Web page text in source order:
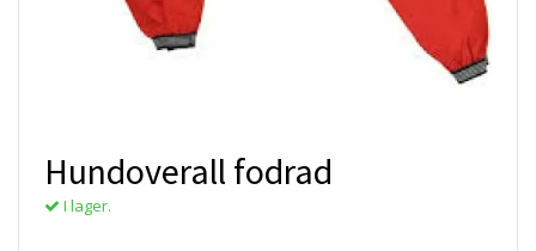
Hundoverall fodrad
I lager.